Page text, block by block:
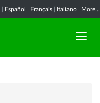
Español Français Italiano More...